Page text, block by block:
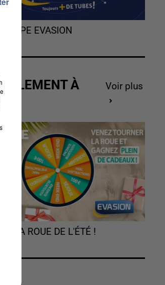
EVASION
À
Voir plus
LA ROUE DE L'ÉTÉ !